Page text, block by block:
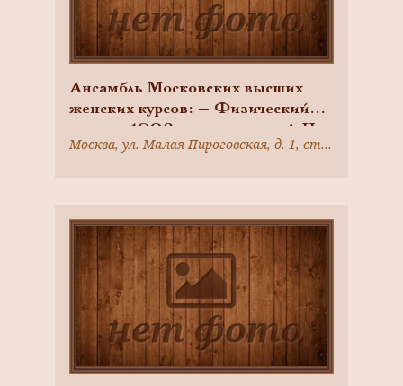
Ансамбль Московских высших
женских курсов: — Физический
корпус, 1908 г., архитектор А.Н.
Соколов, А.А. Эйхенвальд
Москва, ул. Малая Пироговская, д. 1, стр. 5